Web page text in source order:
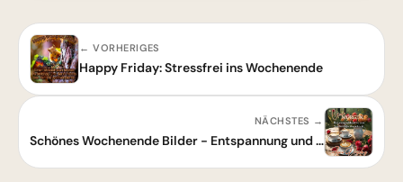
← VORHERIGES
Happy Friday: Stressfrei ins Wochenende
NÄCHSTES →
Schönes Wochenende Bilder - Entspannung und Frieden